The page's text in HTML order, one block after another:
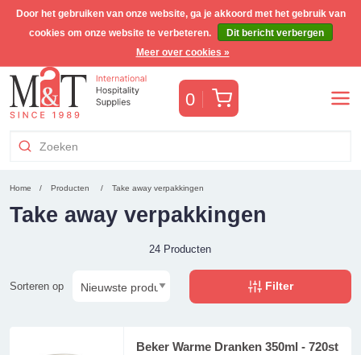
Gratis Benelux verzending voor orders >€255(incl. BTW)
0 Winkelwagen
Home Producten Take away verpakkingen
Take away verpakkingen
24 Producten
Sorteren op Filter
Beker Warme Dranken 350ml - 720st
Door het gebruiken van onze website, ga je akkoord met het gebruik van
cookies om onze website te verbeteren.
Dit bericht verbergen
Meer over cookies »